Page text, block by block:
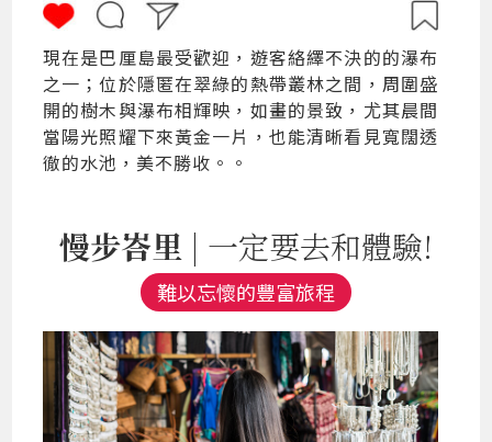
現在是巴厘島最受歡迎，遊客絡繹不決的的瀑布
之一；位於隱匿在翠綠的熱帶叢林之間，周圍盛
開的樹木與瀑布相輝映，如畫的景致，尤其晨間
當陽光照耀下來黃金一片，也能清晰看見寬闊透
徹的水池，美不勝收。。
慢步峇里 | 一定要去和體驗!
難以忘懷的豐富旅程